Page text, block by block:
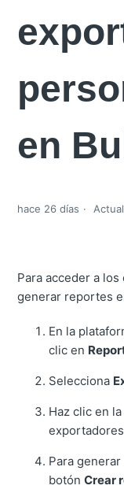
en
hace 26 días
Para acceder a
generar reportes
En la
clic en
Selecciona
Haz clic en
Para
botónCrear